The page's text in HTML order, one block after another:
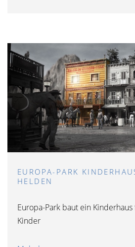
EUROPA-PARK
HELDEN
Europa-Park baut ein
Kinder